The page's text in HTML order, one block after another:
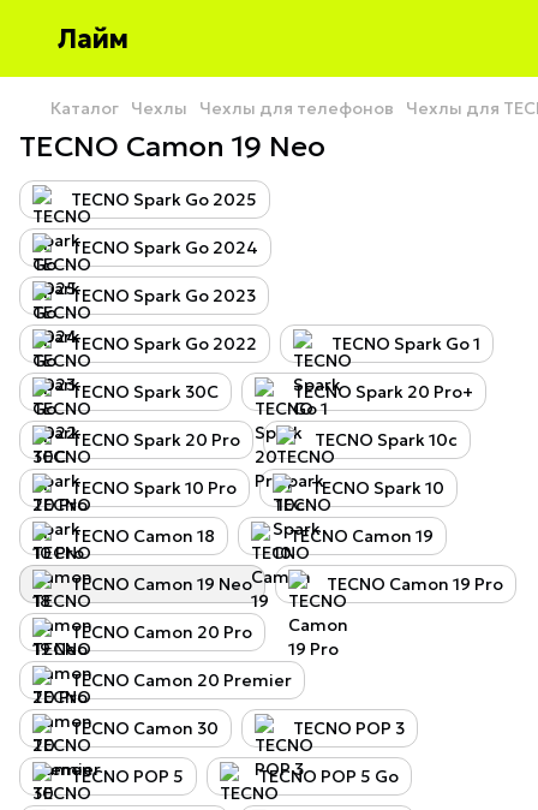
Лайм
Каталог Чехлы Чехлы для телефонов Чехлы для
TECNO Camon 19 Neo
TECNO Spark Go 2025
TECNO Spark Go 2024
TECNO Spark Go 2023
TECNO Spark Go 2022 TECNO Spark Go 1
TECNO Spark 30C TECNO Spark 20 Pro+
TECNO Spark 20 Pro TECNO Spark 10c
TECNO Spark 10 Pro TECNO Spark 10
TECNO Camon 18 TECNO Camon 19
TECNO Camon 19 Neo TECNO Camon 19 Pro
TECNO Camon 20 Pro
TECNO Camon 20 Premier
TECNO Camon 30 TECNO POP 3
TECNO POP 5 TECNO POP 5 Go